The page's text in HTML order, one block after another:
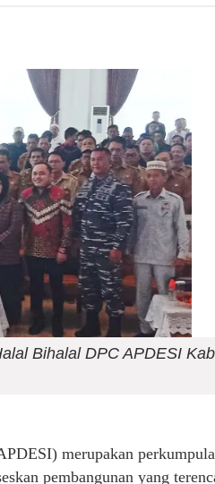
Bihalal DPC APDESI
merupakan
pembangunan yang